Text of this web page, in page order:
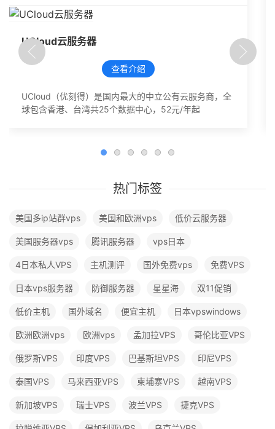
UCloud云服务器
查看介绍
UCloud（优刻得）是国内最大的中立公有云服务商，全
球包含香港、台湾共25个数据中心，52元/年起
热门标签
美国多ip站群vps 美国和欧洲vps 低价云服务器
美国服务器vps 腾讯服务器 vps日本
4日本私人VPS 主机测评 国外免费vps 免费VPS
日本vps服务器 防御服务器 星星海 双11促销
低价主机 国外域名 便宜主机 日本vpswindows
欧洲欧洲vps 欧洲vps 孟加拉VPS 哥伦比亚VPS
俄罗斯VPS 印度VPS 巴基斯坦VPS 印尼VPS
泰国VPS 马来西亚VPS 柬埔寨VPS 越南VPS
新加坡VPS 瑞士VPS 波兰VPS 捷克VPS